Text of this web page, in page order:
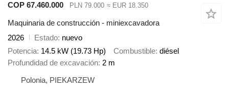
COP 67.460.000 PLN 79.000 ≈ EUR 18.350
Maquinaria de construcción - miniexcavadora
2026
Estado nuevo
Potencia 14.5 kW (19.73 Hp) Combustible diésel
Profundidad de excavación 2 m
Polonia, PIEKARZEW